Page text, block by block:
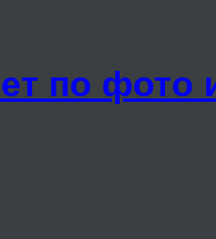
по фото